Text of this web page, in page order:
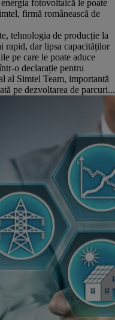
fotovoltaică le poate
firmă românească de
tehnologia de producție la
rapid, dar lipsa capacităților
pe care le poate aduce
o declarație pentru
al Simtel Team, importantă
pe dezvoltarea de parcuri...